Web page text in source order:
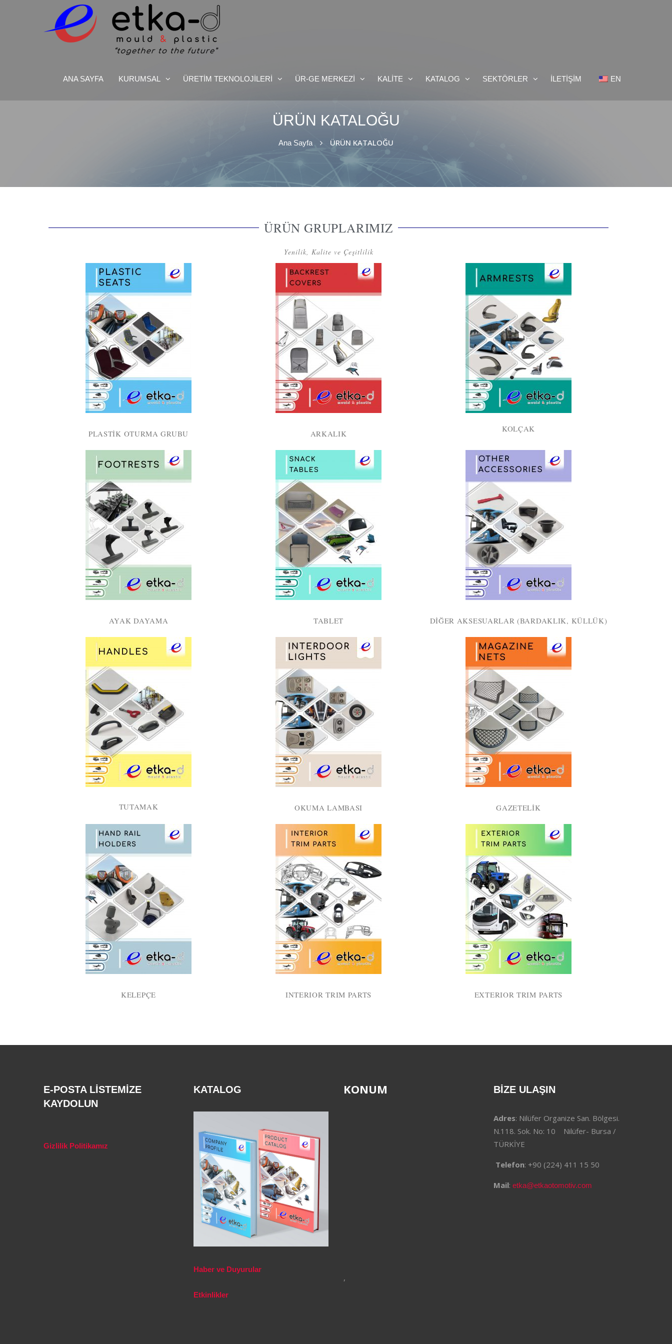
ANA SAYFA KURUMSAL ÜRETİM TEKNOLOJİLERİ ÜR-GE MERKEZİ KALİTE KATALOG SEKTÖRLER İLETİŞİM EN
ÜRÜN KATALOĞU
Ana Sayfa ÜRÜN KATALOĞU
ÜRÜN GRUPLARIMIZ
Yenilik, Kalite ve Çeşitlilik
PLASTIK OTURMA GRUBU ARKALIK KOLÇAK
AYAK DAYAMA TABLET DIĞER AKSESUARLAR (BARDAKLIK, KÜLLÜK)
TUTAMAK OKUMA LAMBASI GAZETELIK
KELEPÇE INTERIOR TRIM PARTS EXTERIOR TRIM PARTS
E-POSTA LİSTEMİZE
KAYDOLUN
Gizlilik Politikamız
KATALOG
Haber ve Duyurular
Etkinlikler
KONUM
,
BİZE ULAŞIN
Adres: Nilüfer Organize San. Bölgesi.
N.118. Sok. No: 10 Nilüfer- Bursa /
TÜRKİYE
Telefon: +90 (224) 411 15 50
Mail: etka@etkaotomotiv.com